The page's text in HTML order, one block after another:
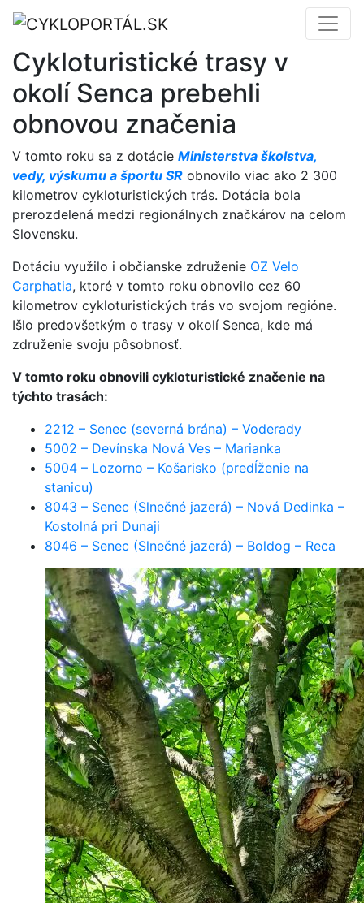
Cykloturistické trasy v
okolí Senca prebehli
obnovou značenia
V tomto roku sa z dotácie Ministerstva školstva,
vedy, výskumu a športu SR obnovilo viac ako 2 300
kilometrov cykloturistických trás. Dotácia bola
prerozdelená medzi regionálnych značkárov na celom
Slovensku.
Dotáciu využilo i občianske združenie OZ Velo
Carphatia, ktoré v tomto roku obnovilo cez 60
kilometrov cykloturistických trás vo svojom regióne.
Išlo predovšetkým o trasy v okolí Senca, kde má
združenie svoju pôsobnosť.
V tomto roku obnovili cykloturistické značenie na
týchto trasách:
2212 – Senec (severná brána) – Voderady
5002 – Devínska Nová Ves – Marianka
5004 – Lozorno – Košarisko (predĺženie na
stanicu)
8043 – Senec (Slnečné jazerá) – Nová Dedinka –
Kostolná pri Dunaji
8046 – Senec (Slnečné jazerá) – Boldog – Reca